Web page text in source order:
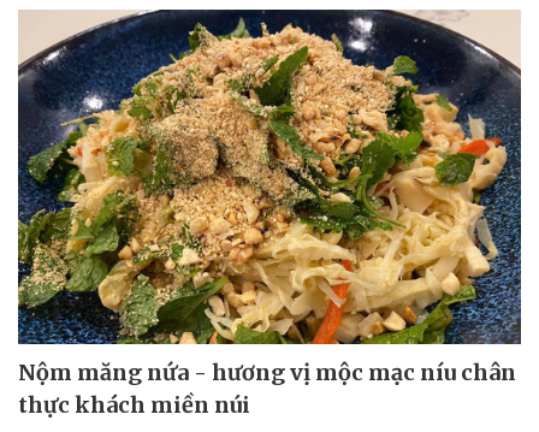
Nộm măng nứa - hương vị mộc mạc níu chân
thực khách miền núi